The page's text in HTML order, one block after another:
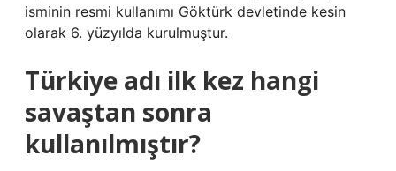
isminin resmi kullanımı Göktürk devletinde kesin
olarak 6. yüzyılda kurulmuştur.
Türkiye adı ilk kez hangi
savaştan sonra
kullanılmıştır?